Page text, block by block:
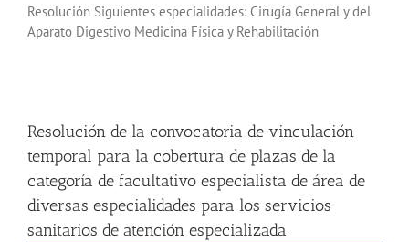
Resolución Siguientes especialidades: Cirugía General y del
Aparato Digestivo Medicina Física y Rehabilitación
Resolución de la convocatoria de vinculación
temporal para la cobertura de plazas de la
categoría de facultativo especialista de área de
diversas especialidades para los servicios
sanitarios de atención especializada